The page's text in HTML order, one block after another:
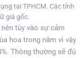
tại TPHCM. Các tỉnh
giá gốc.
tùy vào sự cảm
hoa trong năm vì vậy
Thông thường sẽ đủ